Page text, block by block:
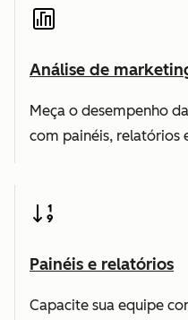
Análise de
Meça o desempenho
com painéis, relatórios
Painéis e relatórios
Capacite sua equipe